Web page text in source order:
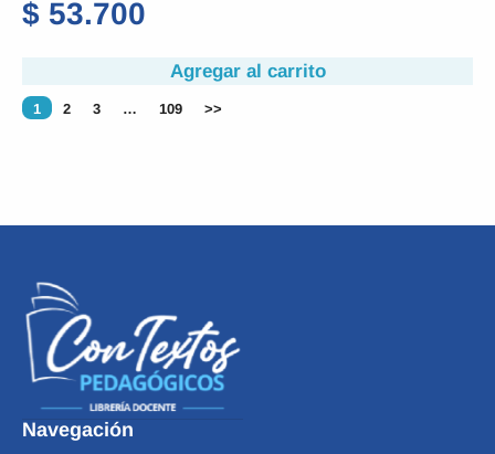
$ 53.700
Agregar al carrito
1 2 3 … 109 >>
Navegación